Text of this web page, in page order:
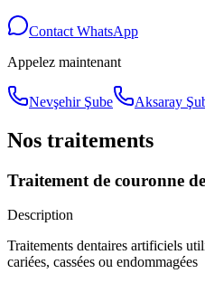
Contact WhatsApp
Appelez maintenant
Nevşehir Şube Aksaray
Nos traitements
Traitement de couronne
Description
Traitements dentaires artificiels
cariées, cassées ou endommagées